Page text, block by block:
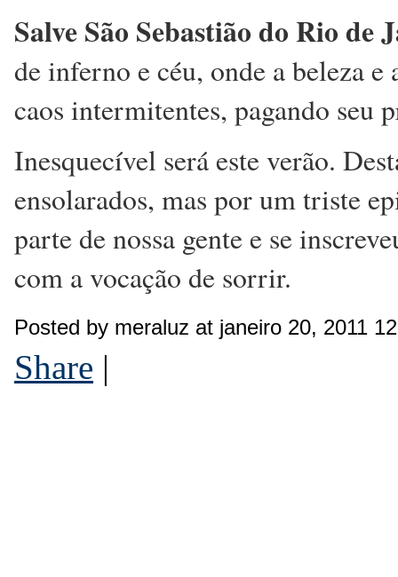
Salve São Sebastião do Rio de
de inferno e céu, onde a beleza
caos intermitentes, pagando seu
Inesquecível será este verão.
ensolarados, mas por um triste
parte de nossa gente e se
com a vocação de sorrir.
Posted by meraluz at janeiro 20, 2011
Share |